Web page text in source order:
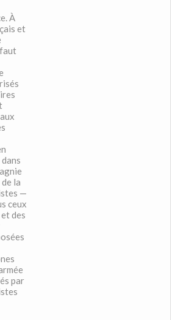
À
et
la
—
ceux
des
par